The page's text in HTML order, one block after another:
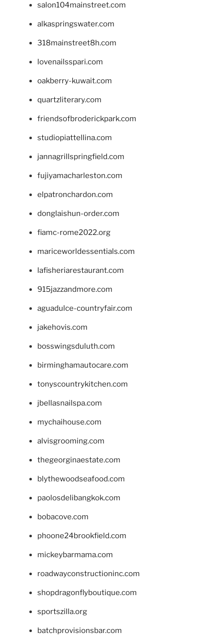
salon104mainstreet.com
alkaspringswater.com
318mainstreet8h.com
lovenailsspari.com
oakberry-kuwait.com
quartzliterary.com
friendsofbroderickpark.com
studiopiattellina.com
jannagrillspringfield.com
fujiyamacharleston.com
elpatronchardon.com
donglaishun-order.com
fiamc-rome2022.org
mariceworldessentials.com
lafisheriarestaurant.com
915jazzandmore.com
aguadulce-countryfair.com
jakehovis.com
bosswingsduluth.com
birminghamautocare.com
tonyscountrykitchen.com
jbellasnailspa.com
mychaihouse.com
alvisgrooming.com
thegeorginaestate.com
blythewoodseafood.com
paolosdelibangkok.com
bobacove.com
phoone24brookfield.com
mickeybarmama.com
roadwayconstructioninc.com
shopdragonflyboutique.com
sportszilla.org
batchprovisionsbar.com